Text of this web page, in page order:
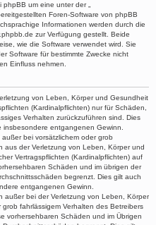
um eine unter der „
Foren-Software von phpBB
Informationen werden durch die
zur Verfügung gestellt. Beide
wie die Software verwendet wird. Sie
Software für bestimmte Zwecke nicht
Einfluss nehmen.
von Leben, Körper und Gesundheit
(Kardinalpflichten) nur für Schäden,
Verhalten zurückzuführen sind. Dies
entgangenen Gewinn.
bei vorsätzlichem oder grob
aus der Verletzung von Leben, Körper und
Vertragspflichten (Kardinalpflichten) auf
Schäden und im übrigen der
begrenzt. Dies gilt auch
entgangenen Gewinn.
außer bei der Verletzung von Leben, Körper
fahrlässigem Verhalten des Betreibers
vorhersehbaren Schäden und im Übrigen